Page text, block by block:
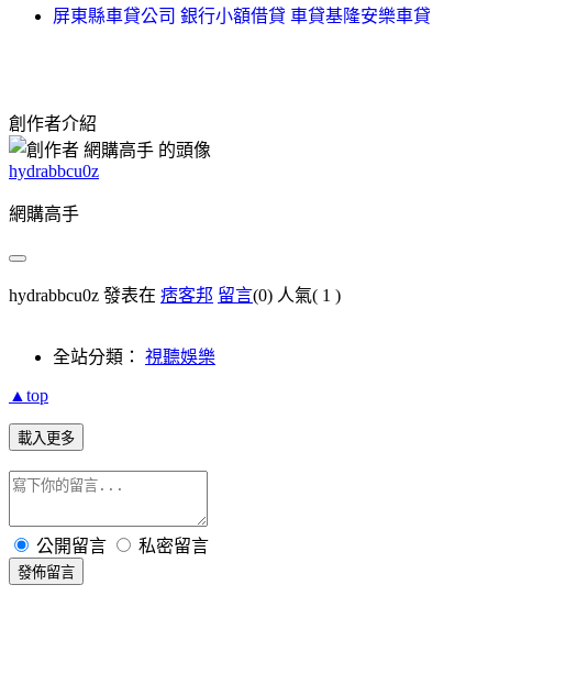
屏東縣車貸公司 銀行小額借貸 車貸基隆安樂車貸
創作者介紹
hydrabbcu0z
網購高手
hydrabbcu0z 發表在 痞客邦 留言(0) 人氣( 1 )
全站分類： 視聽娛樂
▲top
載入更多
公開留言 私密留言
發佈留言